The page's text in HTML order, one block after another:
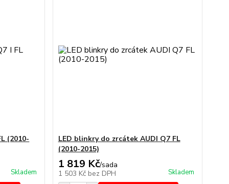
(2010-
Skladem
LED blinkry do zrcátek AUDI Q7 FL
(2010-2015)
1 819 Kč/sada
1 503 Kč bez DPH Skladem